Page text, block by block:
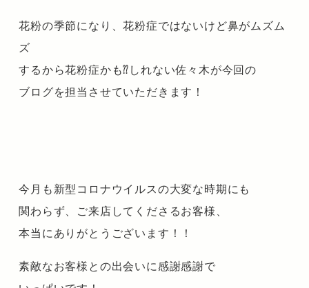
花粉の季節になり、花粉症ではないけど鼻がムズム
ズ
するから花粉症かも⁇しれない佐々木が今回の
ブログを担当させていただきます！
今月も新型コロナウイルスの大変な時期にも
関わらず、ご来店してくださるお客様、
本当にありがとうございます！！
素敵なお客様との出会いに感謝感謝で